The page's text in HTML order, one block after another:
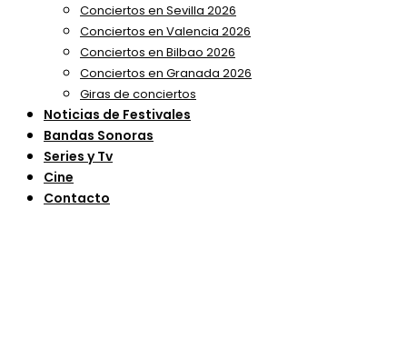
Conciertos en Sevilla 2026
Conciertos en Valencia 2026
Conciertos en Bilbao 2026
Conciertos en Granada 2026
Giras de conciertos
Noticias de Festivales
Bandas Sonoras
Series y Tv
Cine
Contacto